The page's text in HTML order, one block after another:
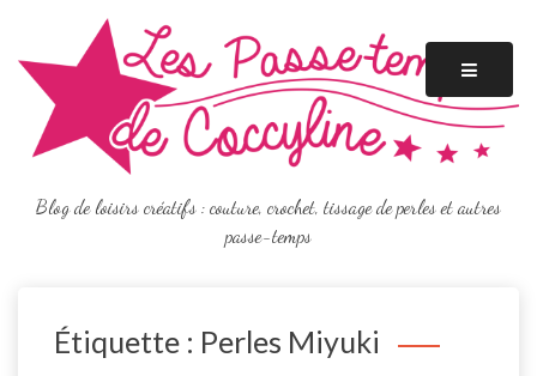
content
Blog de loisirs créatifs : couture, crochet, tissage de perles et autres
passe-temps
Étiquette : Perles Miyuki